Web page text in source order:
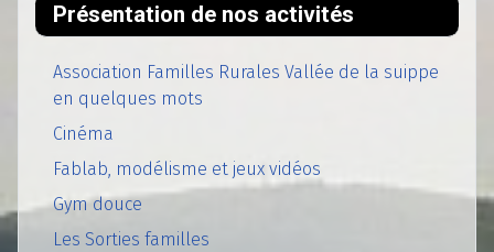
Présentation de nos activités
Association Familles Rurales Vallée de la suippe
en quelques mots
Cinéma
Fablab, modélisme et jeux vidéos
Gym douce
Les Sorties familles